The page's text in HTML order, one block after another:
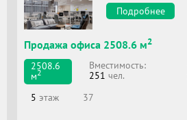
Подробнее
Продажа офиса 2508.6 м2
2508.6
м2
Вместимоcть:
251 чел.
5 этаж 37